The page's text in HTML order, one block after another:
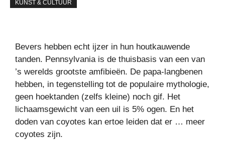
KUNST & CULTUUR
Bevers hebben echt ijzer in hun houtkauwende
tanden. Pennsylvania is de thuisbasis van een van
’s werelds grootste amfibieën. De papa-langbenen
hebben, in tegenstelling tot de populaire mythologie,
geen hoektanden (zelfs kleine) noch gif. Het
lichaamsgewicht van een uil is 5% ogen. En het
doden van coyotes kan ertoe leiden dat er … meer
coyotes zijn.